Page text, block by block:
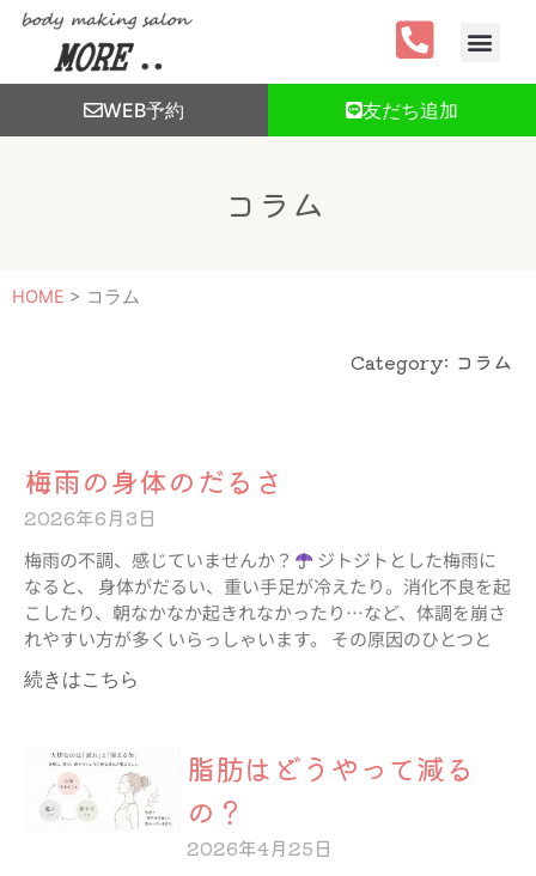
WEB予約 友だち追加
コラム
HOME > コラム
Category: コラム
梅雨の身体のだるさ
2026年6月3日
梅雨の不調、感じていませんか？
ジトジトとした梅雨に
なると、 身体がだるい、重い手足が冷えたり。消化不良を起
こしたり、朝なかなか起きれなかったり…など、体調を崩さ
れやすい方が多くいらっしゃいます。 その原因のひとつと
続きはこちら
脂肪はどうやって減る
の？
2026年4月25日
ー
ジ
ー
ジ
ー
ジ